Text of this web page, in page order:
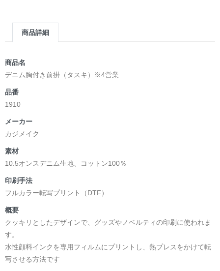
商品詳細
商品名
デニム胸付き前掛（タスキ）※4営業
品番
1910
メーカー
カジメイク
素材
10.5オンスデニム生地、コットン100％
印刷手法
フルカラー転写プリント（DTF）
概要
クッキリとしたデザインで、グッズやノベルティの印刷に使われま
す。
水性顔料インクを専用フィルムにプリントし、熱プレスをかけて転
写させる方法です